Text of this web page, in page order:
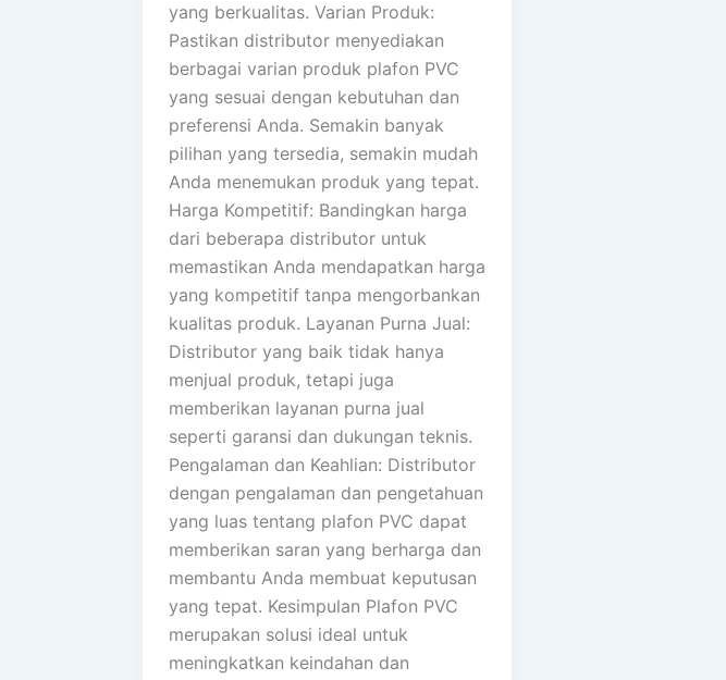
yang berkualitas. Varian Produk:
Pastikan distributor menyediakan
berbagai varian produk plafon PVC
yang sesuai dengan kebutuhan dan
preferensi Anda. Semakin banyak
pilihan yang tersedia, semakin mudah
Anda menemukan produk yang tepat.
Harga Kompetitif: Bandingkan harga
dari beberapa distributor untuk
memastikan Anda mendapatkan harga
yang kompetitif tanpa mengorbankan
kualitas produk. Layanan Purna Jual:
Distributor yang baik tidak hanya
menjual produk, tetapi juga
memberikan layanan purna jual
seperti garansi dan dukungan teknis.
Pengalaman dan Keahlian: Distributor
dengan pengalaman dan pengetahuan
yang luas tentang plafon PVC dapat
memberikan saran yang berharga dan
membantu Anda membuat keputusan
yang tepat. Kesimpulan Plafon PVC
merupakan solusi ideal untuk
meningkatkan keindahan dan